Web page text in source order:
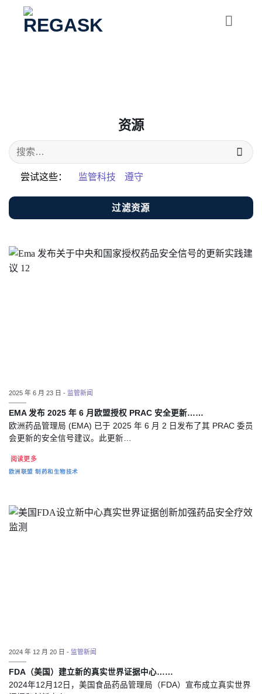
资源
尝试这些： 监管科技 遵守
过滤资源
2025 年 6 月 23 日 - 监管新闻
EMA 发布 2025 年 6 月欧盟授权 PRAC 安全更新……
欧洲药品管理局 (EMA) 已于 2025 年 6 月 2 日发布了其 PRAC 委员
会更新的安全信号建议。此更新…
阅读更多
欧洲联盟 制药和生物技术
2024 年 12 月 20 日 - 监管新闻
FDA（美国）建立新的真实世界证据中心……
2024年12月12日，美国食品药品管理局（FDA）宣布成立真实世界